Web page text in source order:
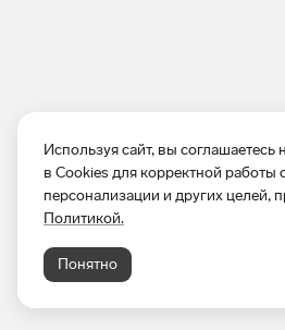
Используя сайт, вы соглашаетесь
в Cookies для корректной работы
персонализации и других целей,
Политикой.
Понятно